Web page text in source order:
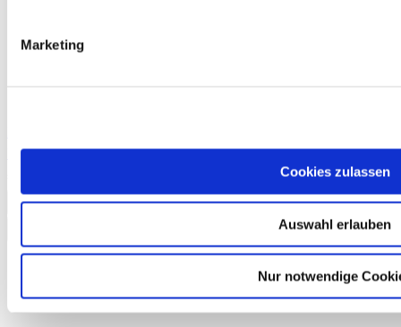
Marketing
Cookies zulassen
Auswahl erlauben
Nur notwendige
Unterrichtsbegleiter Einzellizenz
Add to Cart